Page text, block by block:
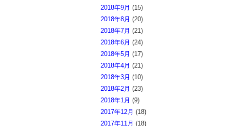
2018年9月 (15)
2018年8月 (20)
2018年7月 (21)
2018年6月 (24)
2018年5月 (17)
2018年4月 (21)
2018年3月 (10)
2018年2月 (23)
2018年1月 (9)
2017年12月 (18)
2017年11月 (18)